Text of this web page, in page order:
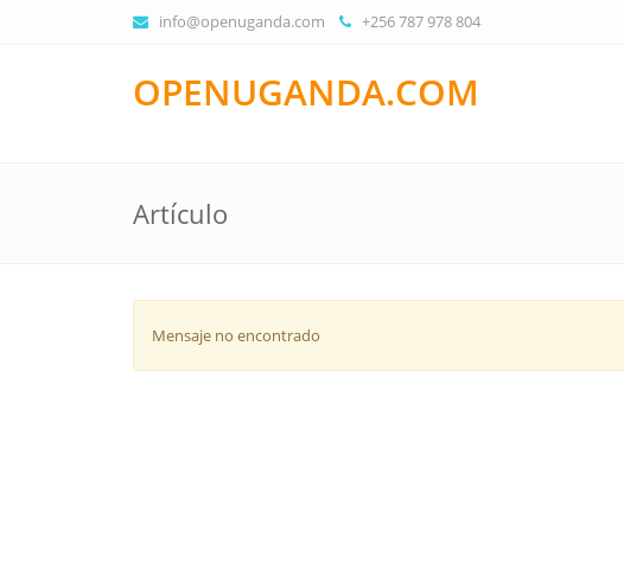
info@openuganda.com +256 787 978 804
OPENUGANDA.COM
Artículo
Mensaje no encontrado